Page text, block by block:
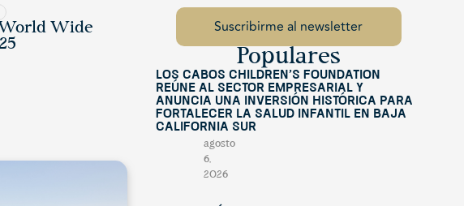
World Wide
Populares
Los Cabos Children’s Foundation
reúne al sector empresarial y
anuncia una inversión histórica para
fortalecer la salud infantil en Baja
California Sur
agosto
6,
2026